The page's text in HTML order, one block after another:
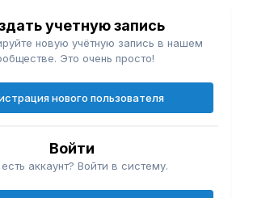
учетную запись
новую учётную запись в нашем
Это очень просто!
нового пользователя
Войти
аккаунт? Войти в систему.